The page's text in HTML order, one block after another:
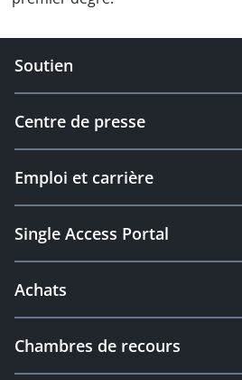
Soutien
Centre de presse
Emploi et carrière
Single Access Portal
Achats
Chambres de recours